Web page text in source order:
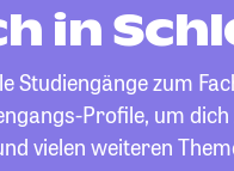
in
Studiengänge zum
Profile, um
vielen weiteren